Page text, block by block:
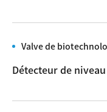
Valve de
Détecteur de